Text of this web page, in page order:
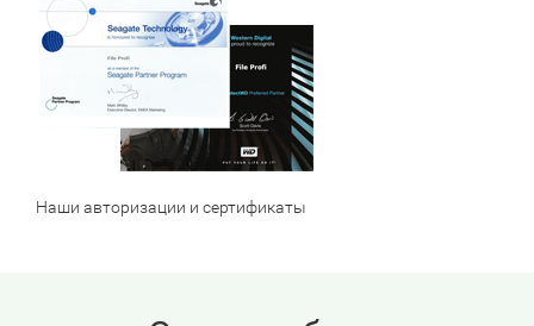
Наши авторизации и сертификаты